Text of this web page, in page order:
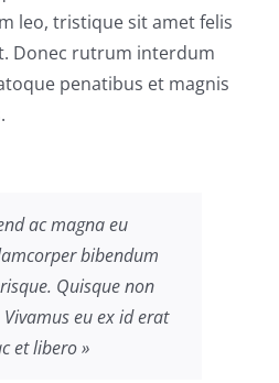
leo, tristique sit amet felis
Donec rutrum interdum
penatibus et magnis
ac magna eu
bibendum
Quisque non
eu ex id erat
et libero »